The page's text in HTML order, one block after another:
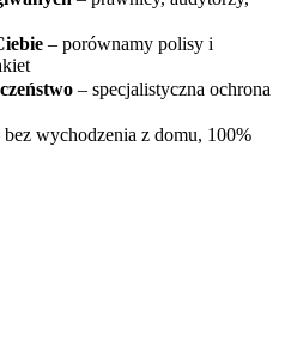
– porównamy polisy i
– specjalistyczna ochrona
bez wychodzenia z domu, 100%